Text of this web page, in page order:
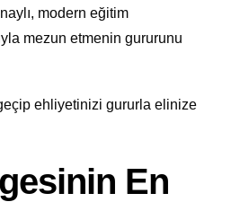
modern eğitim
mezun etmenin gururunu
ehliyetinizi gururla elinize
En